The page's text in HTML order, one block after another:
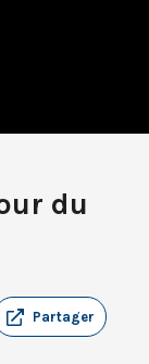
du
Partager